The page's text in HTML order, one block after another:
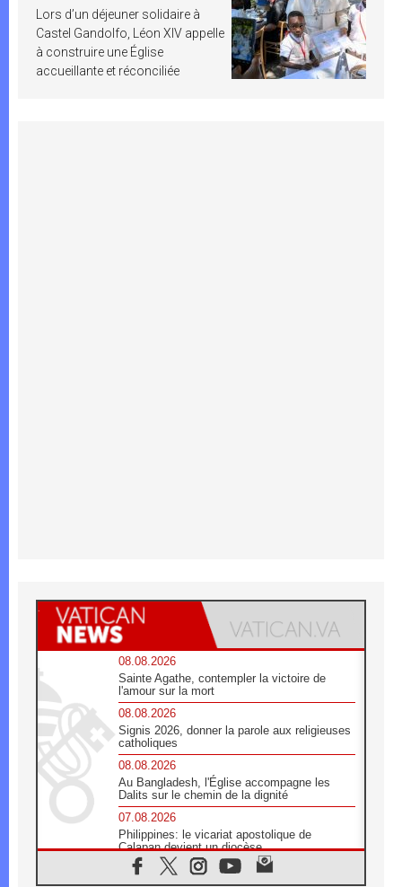
Lors d’un déjeuner solidaire à
Castel Gandolfo, Léon XIV appelle
à construire une Église
accueillante et réconciliée
08.08.2026
Sainte Agathe, contempler la victoire de
l'amour sur la mort
08.08.2026
Signis 2026, donner la parole aux religieuses
catholiques
08.08.2026
Au Bangladesh, l'Église accompagne les
Dalits sur le chemin de la dignité
07.08.2026
Philippines: le vicariat apostolique de
Calapan devient un diocèse
07.08.2026